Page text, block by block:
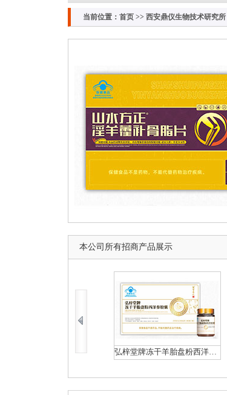
当前位置： 首页 >> 西安鼎仪生物技术研究所
本公司所有招商产品展示
弘梓堂牌冻干羊胎盘粉西洋参胶囊